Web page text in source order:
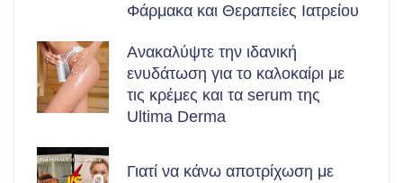
Φάρμακα και Θεραπείες Ιατρείου
Ανακαλύψτε την ιδανική
ενυδάτωση για το καλοκαίρι με
τις κρέμες και τα serum της
Ultima Derma
Γιατί να κάνω αποτρίχωση με